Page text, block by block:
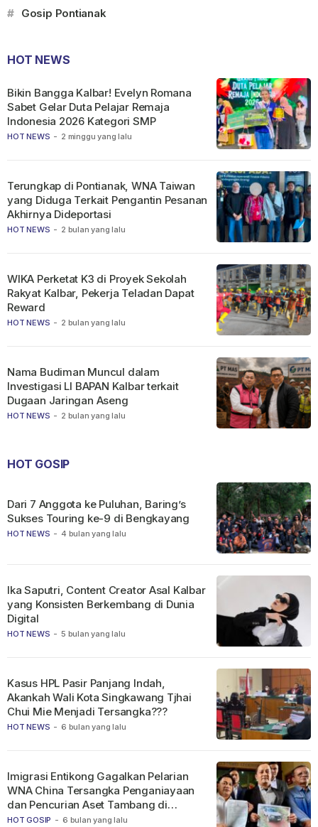
# Gosip Pontianak
HOT NEWS
HOT NEWS - 2 minggu yang lalu
Bikin Bangga Kalbar! Evelyn Romana
Sabet Gelar Duta Pelajar Remaja
Indonesia 2026 Kategori SMP
HOT NEWS - 2 bulan yang lalu
Terungkap di Pontianak, WNA Taiwan
yang Diduga Terkait Pengantin Pesanan
Akhirnya Dideportasi
HOT NEWS - 2 bulan yang lalu
WIKA Perketat K3 di Proyek Sekolah
Rakyat Kalbar, Pekerja Teladan Dapat
Reward
HOT NEWS - 2 bulan yang lalu
Nama Budiman Muncul dalam
Investigasi LI BAPAN Kalbar terkait
Dugaan Jaringan Aseng
HOT GOSIP
HOT NEWS - 4 bulan yang lalu
Dari 7 Anggota ke Puluhan, Baring’s
Sukses Touring ke-9 di Bengkayang
HOT NEWS - 5 bulan yang lalu
Ika Saputri, Content Creator Asal Kalbar
yang Konsisten Berkembang di Dunia
Digital
HOT NEWS - 6 bulan yang lalu
Kasus HPL Pasir Panjang Indah,
Akankah Wali Kota Singkawang Tjhai
Chui Mie Menjadi Tersangka???
HOT GOSIP - 6 bulan yang lalu
Imigrasi Entikong Gagalkan Pelarian
WNA China Tersangka Penganiayaan
dan Pencurian Aset Tambang di
Ketapang